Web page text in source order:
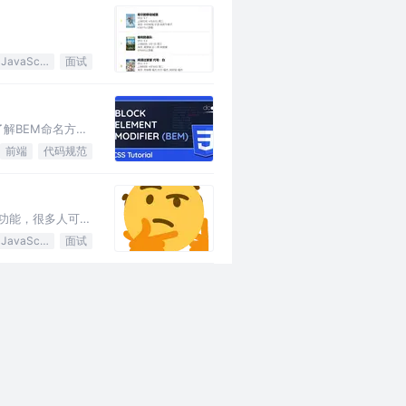
JavaScript 面试
BEM命名方法
前端 代码规范
能，很多人可能
JavaScript 面试